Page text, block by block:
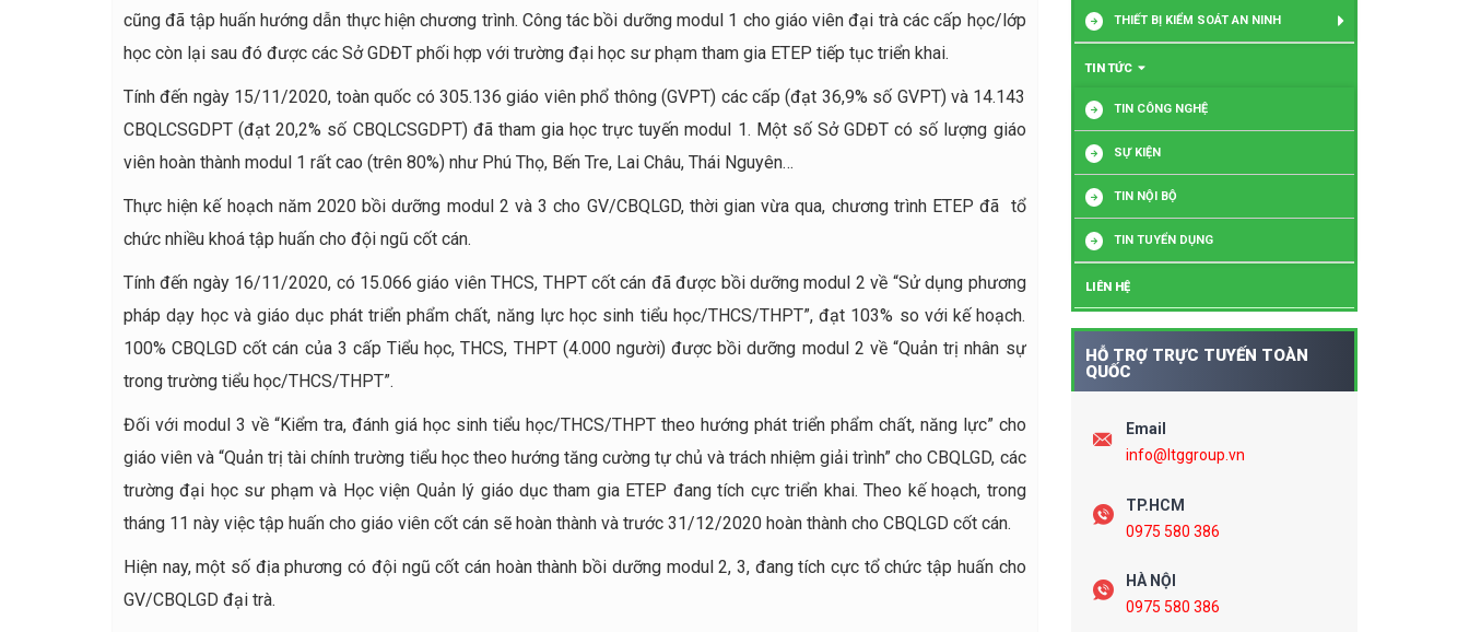
cũng đã tập huấn hướng dẫn thực hiện chương trình. Công tác bồi dưỡng modul 1 cho giáo viên đại trà các cấp học/lớp
học còn lại sau đó được các Sở GDĐT phối hợp với trường đại học sư phạm tham gia ETEP tiếp tục triển khai.
Tính đến ngày 15/11/2020, toàn quốc có 305.136 giáo viên phổ thông (GVPT) các cấp (đạt 36,9% số GVPT) và 14.143
CBQLCSGDPT (đạt 20,2% số CBQLCSGDPT) đã tham gia học trực tuyến modul 1. Một số Sở GDĐT có số lượng giáo
viên hoàn thành modul 1 rất cao (trên 80%) như Phú Thọ, Bến Tre, Lai Châu, Thái Nguyên…
Thực hiện kế hoạch năm 2020 bồi dưỡng modul 2 và 3 cho GV/CBQLGD, thời gian vừa qua, chương trình ETEP đã tổ
chức nhiều khoá tập huấn cho đội ngũ cốt cán.
Tính đến ngày 16/11/2020, có 15.066 giáo viên THCS, THPT cốt cán đã được bồi dưỡng modul 2 về “Sử dụng phương
pháp dạy học và giáo dục phát triển phẩm chất, năng lực học sinh tiểu học/THCS/THPT”, đạt 103% so với kế hoạch.
100% CBQLGD cốt cán của 3 cấp Tiểu học, THCS, THPT (4.000 người) được bồi dưỡng modul 2 về “Quản trị nhân sự
trong trường tiểu học/THCS/THPT”.
Đối với modul 3 về “Kiểm tra, đánh giá học sinh tiểu học/THCS/THPT theo hướng phát triển phẩm chất, năng lực” cho
giáo viên và “Quản trị tài chính trường tiểu học theo hướng tăng cường tự chủ và trách nhiệm giải trình” cho CBQLGD, các
trường đại học sư phạm và Học viện Quản lý giáo dục tham gia ETEP đang tích cực triển khai. Theo kế hoạch, trong
tháng 11 này việc tập huấn cho giáo viên cốt cán sẽ hoàn thành và trước 31/12/2020 hoàn thành cho CBQLGD cốt cán.
Hiện nay, một số địa phương có đội ngũ cốt cán hoàn thành bồi dưỡng modul 2, 3, đang tích cực tổ chức tập huấn cho
GV/CBQLGD đại trà.
THIẾT BỊ KIỂM SOÁT AN NINH
TIN TỨC
TIN CÔNG NGHỆ
SỰ KIỆN
TIN NỘI BỘ
TIN TUYỂN DỤNG
LIÊN HỆ
HỖ TRỢ TRỰC TUYẾN TOÀN
QUỐC
Email
info@ltggroup.vn
TP.HCM
0975 580 386
HÀ NỘI
0975 580 386